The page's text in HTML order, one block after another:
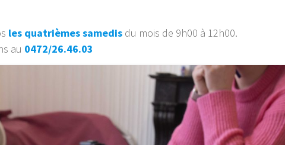
les quatrièmes samedis du mois de 9h00 à 12h00.
au 0472/26.46.03